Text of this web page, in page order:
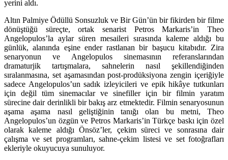
yerini aldı.
Altın Palmiye Ödüllü Sonsuzluk ve Bir Gün’ün bir fikirden bir filme
dönüştüğü süreçte, ortak senarist Petros Markaris’in Theo
Angelopulos’la aylar süren mesaileri sırasında kaleme aldığı bu
günlük, alanında eşine ender rastlanan bir başucu kitabıdır. Zira
senaryonun ve Angelopulos sinemasının referanslarından
dramaturjik tartışmalara, sahnelerin nasıl şekillendiğinden
sıralanmasına, set aşamasından post-prodüksiyona zengin içeriğiyle
sadece Angelopulos’un sadık izleyicileri ve epik hikâye tutkunları
için değil tüm sinemacılar ve sinefiller için bir filmin yaratım
sürecine dair derinlikli bir bakış arz etmektedir. Filmin senaryosunun
aşama aşama nasıl geliştiğinin tanığı olan bu metni, Theo
Angelopulos’un özgün ve Petros Markaris’in Türkçe baskı için özel
olarak kaleme aldığı Önsöz’ler, çekim süreci ve sonrasına dair
çalışma ve set programları, sahne-çekim listesi ve set fotoğrafları
ekleriyle okuyucuya sunuluyor.